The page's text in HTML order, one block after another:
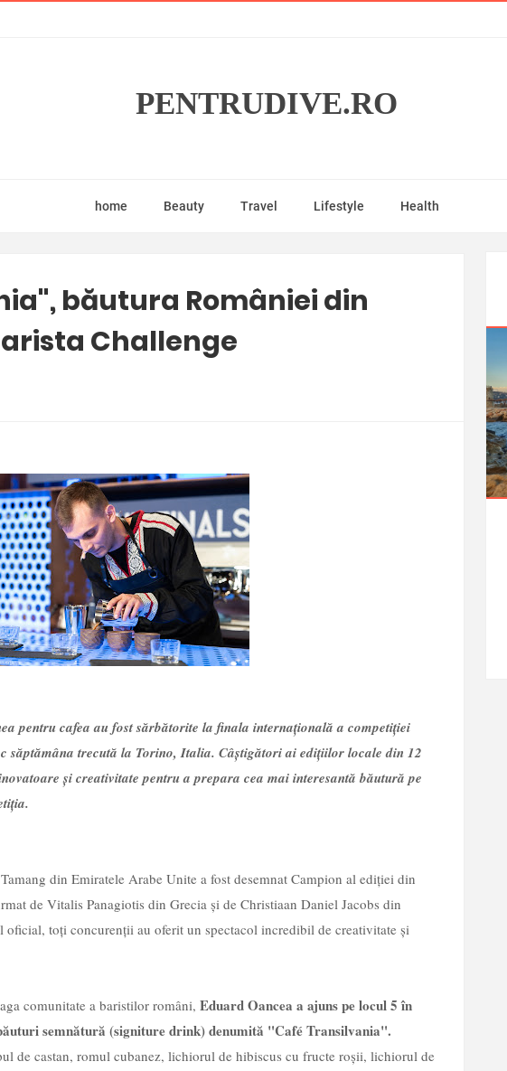
PENTRUDIVE.RO
home Beauty Travel Lifestyle Health
băutura României din
Challenge
pentru cafea au fost sărbătorite la finala internațională a competiției
săptămâna trecută la Torino, Italia. Câștigători ai edițiilor locale din 12
și creativitate pentru a prepara cea mai interesantă băutură pe
din Emiratele Arabe Unite a fost desemnat Campion al ediției din
de Vitalis Panagiotis din Grecia și de Christiaan Daniel Jacobs din
toți concurenții au oferit un spectacol incredibil de creativitate și
comunitate a baristilor români, Eduard Oancea a ajuns pe locul 5 în
semnătură (signiture drink) denumită "Café Transilvania".
de castan, romul cubanez, lichiorul de hibiscus cu fructe roșii, lichiorul de